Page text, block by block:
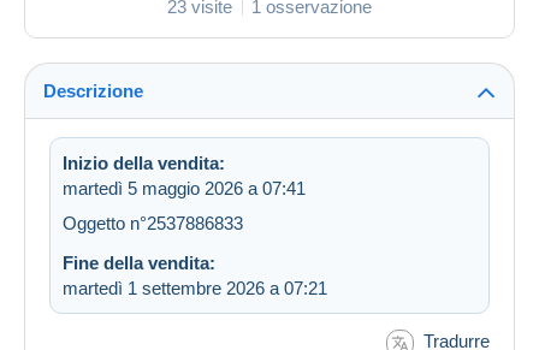
23 visite 1 osservazione
Descrizione
Inizio della vendita:
martedì 5 maggio 2026 a 07:41
Oggetto n°2537886833
Fine della vendita:
martedì 1 settembre 2026 a 07:21
Tradurre